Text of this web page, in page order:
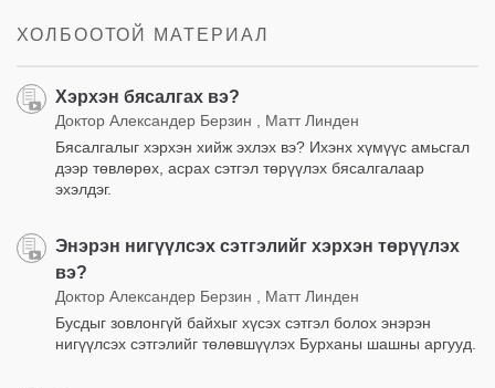
ХОЛБООТОЙ МАТЕРИАЛ
Хэрхэн бясалгах вэ?
Доктор Александер Берзин , Матт Линден
Бясалгалыг хэрхэн хийж эхлэх вэ? Ихэнх хүмүүс амьсгал
дээр төвлөрөх, асрах сэтгэл төрүүлэх бясалгалаар
эхэлдэг.
Энэрэн нигүүлсэх сэтгэлийг хэрхэн төрүүлэх
вэ?
Доктор Александер Берзин , Матт Линден
Бусдыг зовлонгүй байхыг хүсэх сэтгэл болох энэрэн
нигүүлсэх сэтгэлийг төлөвшүүлэх Бурханы шашны аргууд.